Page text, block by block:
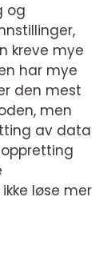
og
kreve mye
har mye
den mest
men
av data
løse mer